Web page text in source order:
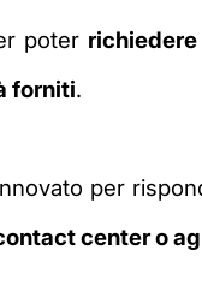
poter
forniti.
per
center o